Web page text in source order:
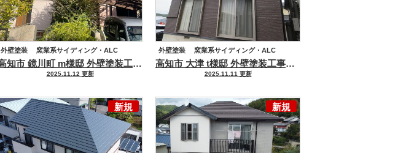
「タフグロスコート」で上塗材を保護コーティング
高知市 鏡川町 m様邸 外壁塗装工事 しっかりとした施工で雨漏りも安心
2025.11.12 更新
外壁塗装 窯業系サイディング・ALC
高知市 大津 t様邸 外壁塗装工事
2025.11.11 更新
外壁塗装 窯業系サイディング・ALC
新規 新規